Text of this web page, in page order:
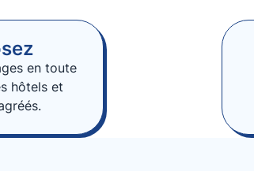
en toute
hôtels et